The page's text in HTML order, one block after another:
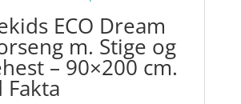
ECO Dream
m. Stige og
– 90×200 cm.
Fakta